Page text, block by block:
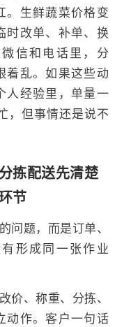
。生鲜蔬菜价格变
时改单、补单、换
信和电话里，分
着乱。如果这些动
人经验里，单量一
，但事情还是说不
拣配送先清楚
节
问题，而是订单、
形成同一张作业
价、称重、分拣、
动作。客户一句话